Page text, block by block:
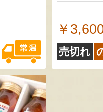
￥
売切れ